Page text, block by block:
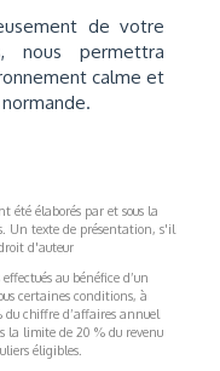
de votre
nous permettra
calme et
été élaborés par et sous la
Un texte de présentation, s'il
d'auteur
au bénéfice d’un
certaines conditions, à
du chiffre d’affaires annuel
la limite de 20 % du revenu
éligibles.